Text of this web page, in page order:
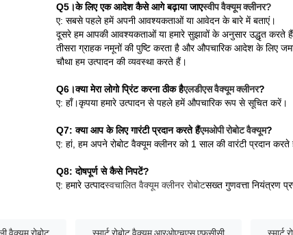
Q5।के लिए एक आदेश कैसे आगे बढ़ाया जाएस्वीप वैक्यूम क्लीनर?
ए: सबसे पहले हमें अपनी आवश्यकताओं या आवेदन के बारे में बताएं।
दूसरे हम आपकी आवश्यकताओं या हमारे सुझावों के अनुसार उद्धृत करते
तीसरा ग्राहक नमूनों की पुष्टि करता है और औपचारिक आदेश के लिए
चौथा हम उत्पादन की व्यवस्था करते हैं।
Q6।क्या मेरा लोगो प्रिंट करना ठीक हैएलडीएस वैक्यूम क्लीनर?
ए: हाँ।कृपया हमारे उत्पादन से पहले हमें औपचारिक रूप से सूचित करें।
Q7: क्या आप के लिए गारंटी प्रदान करते हैंएमओपी रोबोट वैक्यूम?
ए: हां, हम अपने रोबोट वैक्यूम क्लीनर को 1 साल की वारंटी प्रदान करते
Q8: दोषपूर्ण से कैसे निपटें?
ए: हमारे उत्पादस्वचालित वैक्यूम क्लीनर रोबोटसख्त गुणवत्ता नियंत्रण
वैक्यूम रोबोट स्मार्ट रोबोट वैक्यूम आरओएचएस एफसीसी स्मार्ट